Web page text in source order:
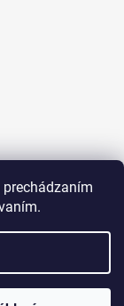
nad 50€
vyhradené.